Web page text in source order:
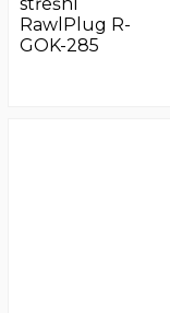
RawlPlug R-
GOK-285